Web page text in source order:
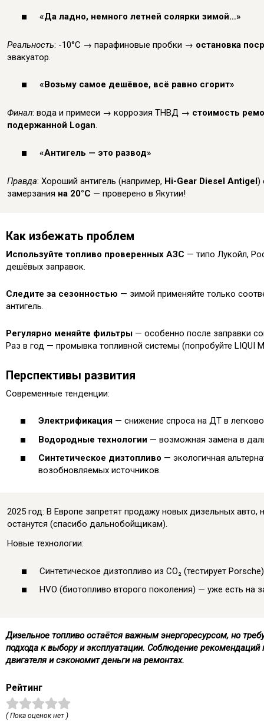
«Да ладно, немного летней солярки зимой…»
Реальность: -10°C → парафиновые пробки → остановка
эвакуатор.
«Возьму самое дешёвое, всё равно сгорит»
Финал: вода и примеси → коррозия ТНВД → стоимость
подержанной Logan.
«Антигель — это развод»
Правда: Хороший антигель (например, Hi-Gear Diesel Antigel)
замерзания на 20°C — проверено в Якутии!
Как избежать проблем
Используйте топливо проверенных АЗС — типо Лукойл,
дешёвых заправок.
Следите за сезонностью — зимой применяйте только
антигель.
Регулярно меняйте фильтры — особенно после заправки
Раз в год — промывка топливной системы (попробуйте LIQUI
Перспективы развития
Современные тенденции:
Электрификация — снижение спроса на ДТ в
Водородные технологии — возможная замена в
Синтетическое дизтопливо — экологичная
возобновляемых источников.
2025 год: В Европе запретят продажу новых дизельных авто,
останутся (спасибо дальнобойщикам).
Новые технологии:
Синтетическое дизтопливо из CO₂ (тестирует
HVO (биотопливо второго поколения) — уже есть на
Дизельное топливо остаётся важным энергоресурсом, но
подхода к выбору и эксплуатации. Соблюдение рекомендаций
двигателя и сэкономит деньги на ремонтах.
Рейтинг
( Пока оценок нет )